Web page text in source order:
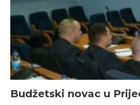
Budžetski novac u